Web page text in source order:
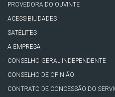
PROVEDORA DO OUVINTE
ACESSIBILIDADES
SATÉLITES
A EMPRESA
CONSELHO GERAL INDEPENDENTE
CONSELHO DE OPINIÃO
CONTRATO DE CONCESSÃO DO